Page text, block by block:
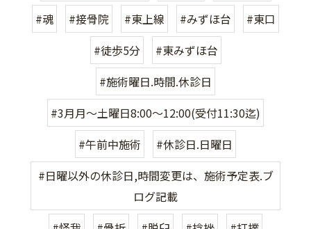
#魂
#接骨院 #東上線 #みずほ台
#東口
#徒歩5分
#東みずほ台
#施術曜日.時間.休診日
#3月月〜土曜日8:00〜12:00(受付11:30迄)
#午前中施術
#休診日.日曜日
#日曜以外の休診日,時間変更は、施術予定表.ブ
ログ記載